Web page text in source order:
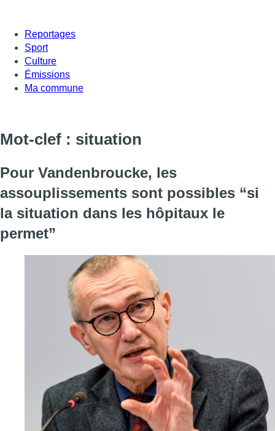
Reportages
Sport
Culture
Émissions
Ma commune
Mot-clef : situation
Pour Vandenbroucke, les
assouplissements sont possibles “si
la situation dans les hôpitaux le
permet”